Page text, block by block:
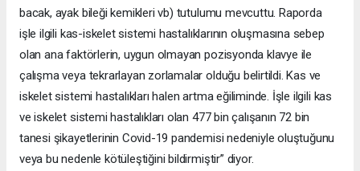
bacak, ayak bileği kemikleri vb) tutulumu mevcuttu. Raporda
işle ilgili kas-iskelet sistemi hastalıklarının oluşmasına sebep
olan ana faktörlerin, uygun olmayan pozisyonda klavye ile
çalışma veya tekrarlayan zorlamalar olduğu belirtildi. Kas ve
iskelet sistemi hastalıkları halen artma eğiliminde. İşle ilgili kas
ve iskelet sistemi hastalıkları olan 477 bin çalışanın 72 bin
tanesi şikayetlerinin Covid-19 pandemisi nedeniyle oluştuğunu
veya bu nedenle kötüleştiğini bildirmiştir” diyor.